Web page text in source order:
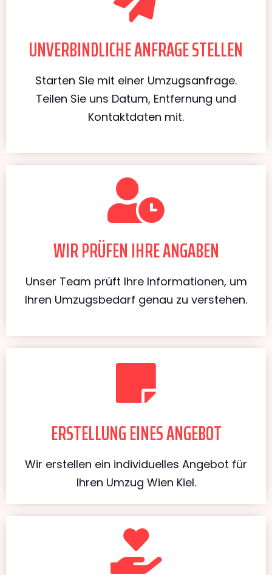
UNVERBINDLICHE ANFRAGE STELLEN
Starten Sie mit einer Umzugsanfrage.
Teilen Sie uns Datum, Entfernung und
Kontaktdaten mit.
WIR PRÜFEN IHRE ANGABEN
Unser Team prüft Ihre Informationen, um
Ihren Umzugsbedarf genau zu verstehen.
ERSTELLUNG EINES ANGEBOT
Wir erstellen ein individuelles Angebot für
Ihren Umzug Wien Kiel.